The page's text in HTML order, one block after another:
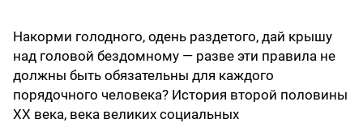
Накорми голодного, одень раздетого, дай крышу
над головой бездомному — разве эти правила не
должны быть обязательны для каждого
порядочного человека? История второй половины
XX века, века великих социальных